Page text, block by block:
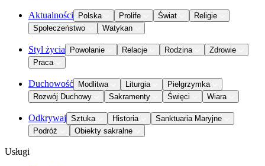
Aktualności Polska Prolife Świat
Religie
Społeczeństwo
Watykan
Styl życia Powołanie Relacje Rodzina
Zdrowie
Praca
Duchowość Modlitwa Liturgia
Pielgrzymka
Rozwój Duchowy
Sakramenty Święci Wiara
Odkrywaj Sztuka Historia
Sanktuaria Maryjne
Podróż
Obiekty sakralne
Usługi